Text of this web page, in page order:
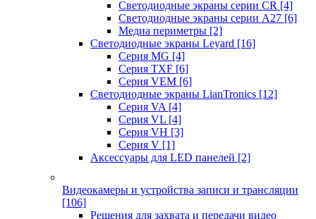
Светодиодные экраны серии CR [4]
Светодиодные экраны серии А27 [6]
Медиа периметры [2]
Светодиодные экраны Leyard [16]
Серия MG [4]
Серия TXF [6]
Серия VEM [6]
Светодиодные экраны LianTronics [12]
Серия VA [4]
Серия VL [4]
Серия VH [3]
Серия V [1]
Аксессуары для LED панелей [2]
Видеокамеры и устройства записи и трансляции
[106]
Решения для захвата и передачи видео